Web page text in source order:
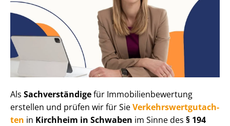
Als Sachverständigefür Im­mo­bi­li­en­be­wer­tung
erstellen und prüfen wir für SieVer­kehrs­wert­gut­ach­
ten in Kirchheim in Schwaben im Sinne des § 194